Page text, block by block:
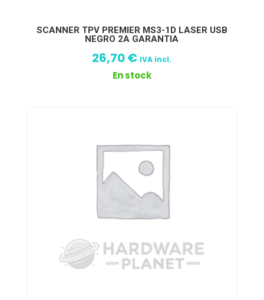
SCANNER TPV PREMIER MS3-1D LASER USB
NEGRO 2A GARANTIA
26,70€ IVA incl.
En stock